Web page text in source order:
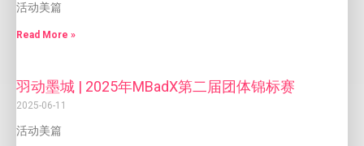
活动美篇
Read More »
羽动墨城 | 2025年MBadX第二届团体锦标赛
2025-06-11
活动美篇